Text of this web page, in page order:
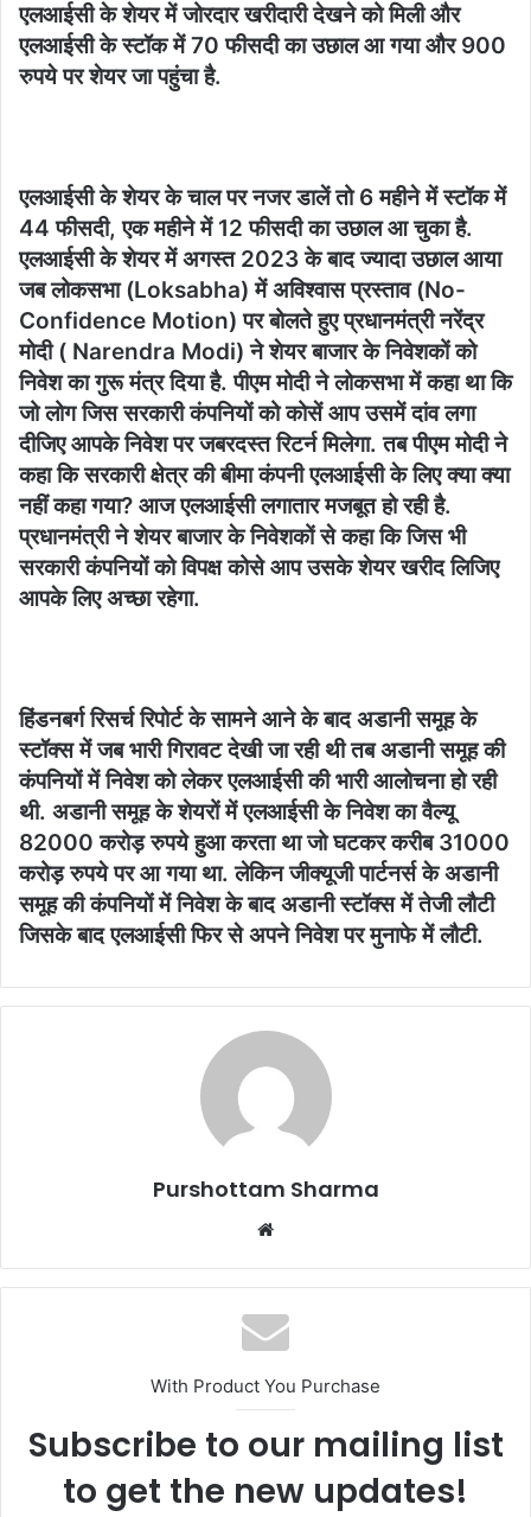
एलआईसी के शेयर में जोरदार खरीदारी देखने को मिली और
एलआईसी के स्टॉक में 70 फीसदी का उछाल आ गया और 900
रुपये पर शेयर जा पहुंचा है.
एलआईसी के शेयर के चाल पर नजर डालें तो 6 महीने में स्टॉक में
44 फीसदी, एक महीने में 12 फीसदी का उछाल आ चुका है.
एलआईसी के शेयर में अगस्त 2023 के बाद ज्यादा उछाल आया
जब लोकसभा (Loksabha) में अविश्वास प्रस्ताव (No-
Confidence Motion) पर बोलते हुए प्रधानमंत्री नरेंद्र
मोदी ( Narendra Modi) ने शेयर बाजार के निवेशकों को
निवेश का गुरू मंत्र दिया है. पीएम मोदी ने लोकसभा में कहा था कि
जो लोग जिस सरकारी कंपनियों को कोसें आप उसमें दांव लगा
दीजिए आपके निवेश पर जबरदस्त रिटर्न मिलेगा. तब पीएम मोदी ने
कहा कि सरकारी क्षेत्र की बीमा कंपनी एलआईसी के लिए क्या क्या
नहीं कहा गया? आज एलआईसी लगातार मजबूत हो रही है.
प्रधानमंत्री ने शेयर बाजार के निवेशकों से कहा कि जिस भी
सरकारी कंपनियों को विपक्ष कोसे आप उसके शेयर खरीद लिजिए
आपके लिए अच्छा रहेगा.
हिंडनबर्ग रिसर्च रिपोर्ट के सामने आने के बाद अडानी समूह के
स्टॉक्स में जब भारी गिरावट देखी जा रही थी तब अडानी समूह की
कंपनियों में निवेश को लेकर एलआईसी की भारी आलोचना हो रही
थी. अडानी समूह के शेयरों में एलआईसी के निवेश का वैल्यू
82000 करोड़ रुपये हुआ करता था जो घटकर करीब 31000
करोड़ रुपये पर आ गया था. लेकिन जीक्यूजी पार्टनर्स के अडानी
समूह की कंपनियों में निवेश के बाद अडानी स्टॉक्स में तेजी लौटी
जिसके बाद एलआईसी फिर से अपने निवेश पर मुनाफे में लौटी.
Purshottam Sharma
b
s
i
e
With Product You Purchase
Subscribe to our mailing list
to get the new updates!